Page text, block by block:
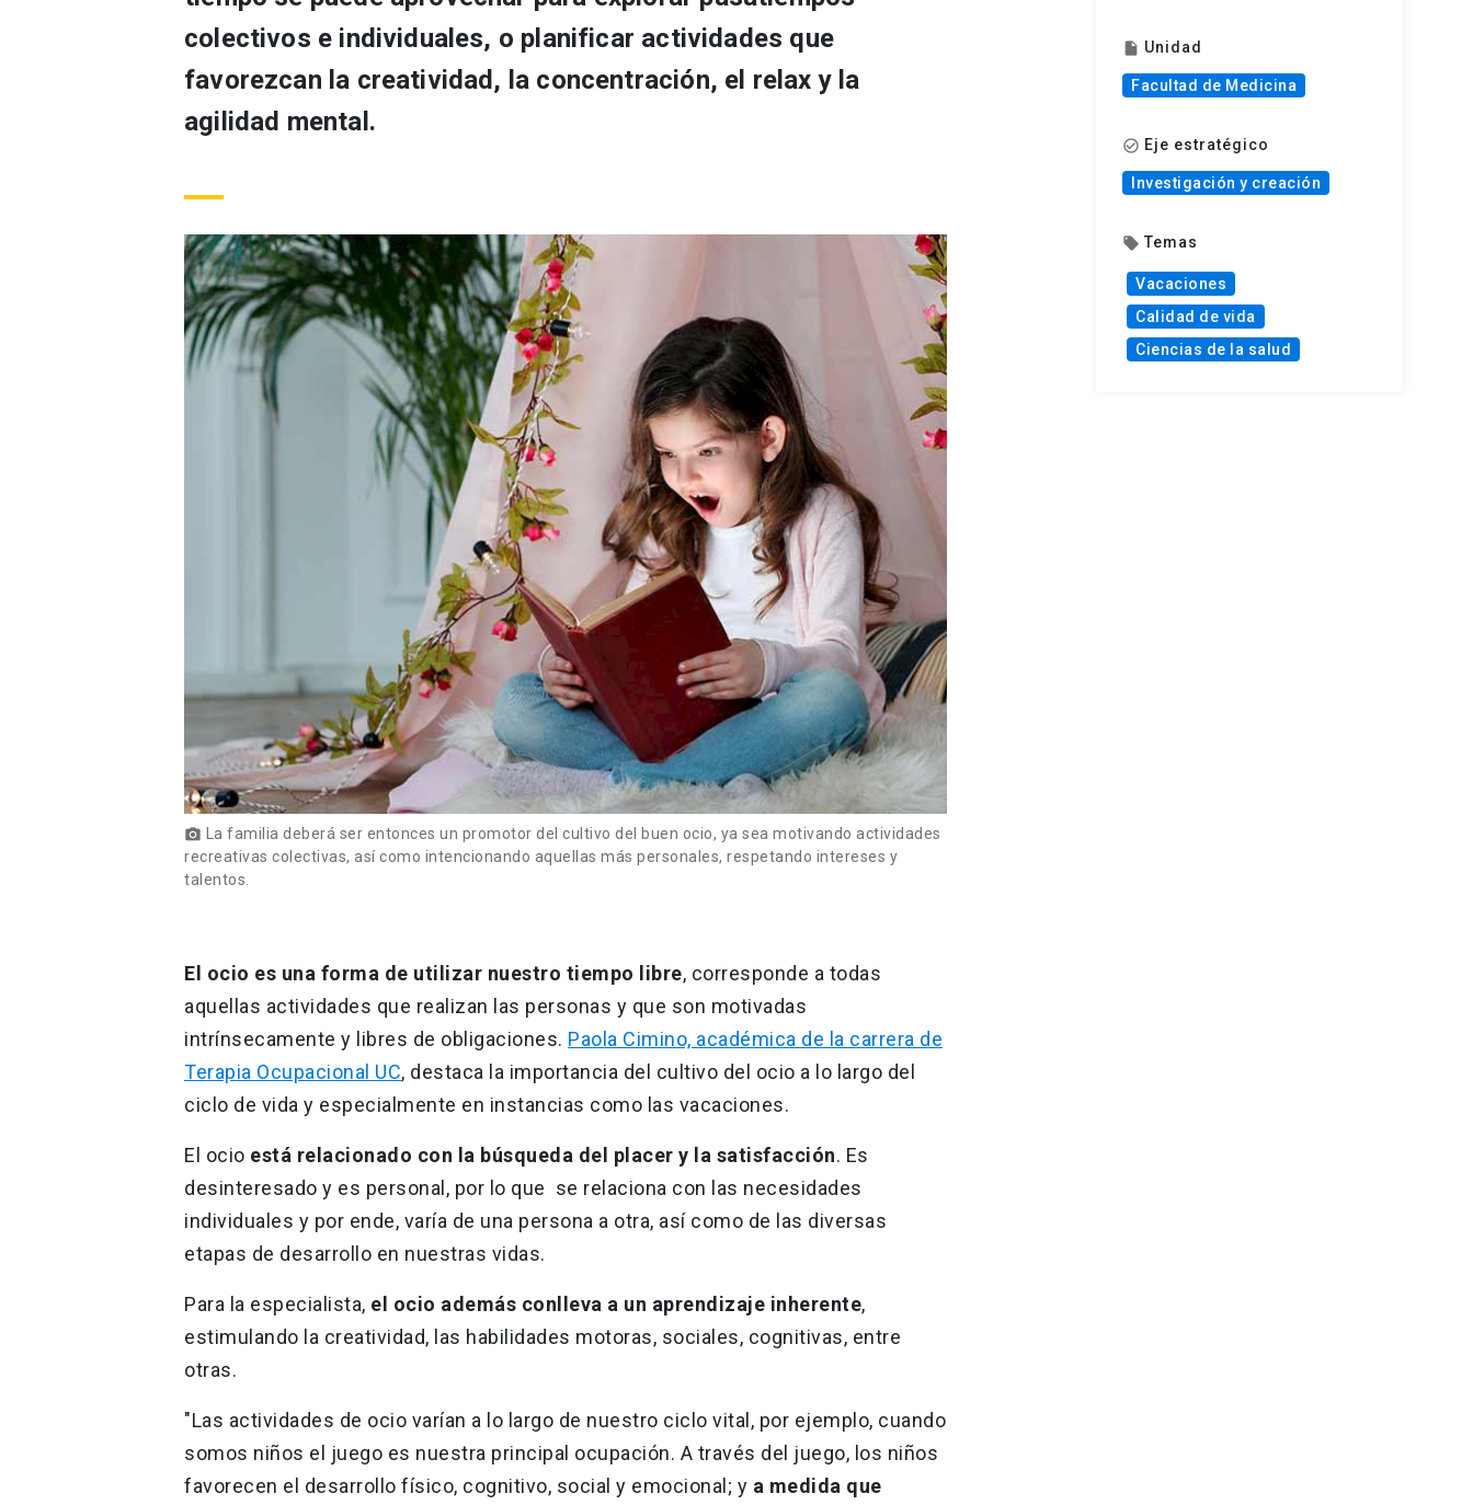
colectivos e individuales, o planificar actividades que
favorezcan la creatividad, la concentración, el relax y la
agilidad mental.
photo_camera La familia deberá ser entonces un promotor del cultivo del buen ocio, ya sea motivando actividades
recreativas colectivas, así como intencionando aquellas más personales, respetando intereses y
talentos.
El ocio es una forma de utilizar nuestro tiempo libre, corresponde a todas
aquellas actividades que realizan las personas y que son motivadas
intrínsecamente y libres de obligaciones. Paola Cimino, académica de la carrera de
Terapia Ocupacional UC, destaca la importancia del cultivo del ocio a lo largo del
ciclo de vida y especialmente en instancias como las vacaciones.
El ocio está relacionado con la búsqueda del placer y la satisfacción. Es
desinteresado y es personal, por lo que se relaciona con las necesidades
individuales y por ende, varía de una persona a otra, así como de las diversas
etapas de desarrollo en nuestras vidas.
Para la especialista, el ocio además conlleva a un aprendizaje inherente,
estimulando la creatividad, las habilidades motoras, sociales, cognitivas, entre
otras.
"Las actividades de ocio varían a lo largo de nuestro ciclo vital, por ejemplo, cuando
somos niños el juego es nuestra principal ocupación. A través del juego, los niños
favorecen el desarrollo físico, cognitivo, social y emocional; y a medida que
insert_drive_file Unidad
Facultad de Medicina
check_circle_outline Eje estratégico
Investigación y creación
local_offer Temas
Vacaciones
Calidad de vida
Ciencias de la salud